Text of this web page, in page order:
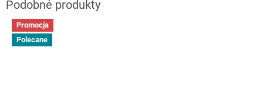
Promocja
Polecane